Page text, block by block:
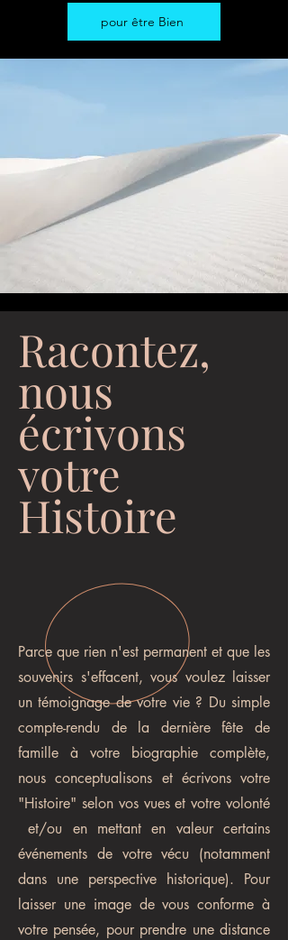
pour être Bien
Racontez,
nous
écrivons
votre
Histoire
Parce que rien n'est permanent et que les
souvenirs s'effacent, vous voulez laisser
un témoignage de votre vie ? Du simple
compte-rendu de la dernière fête de
famille à votre biographie complète,
nous conceptualisons et écrivons votre
"Histoire" selon vos vues et votre volonté
et/ou en mettant en valeur certains
événements de votre vécu (notamment
dans une perspective historique). Pour
laisser une image de vous conforme à
votre pensée, pour prendre une distance